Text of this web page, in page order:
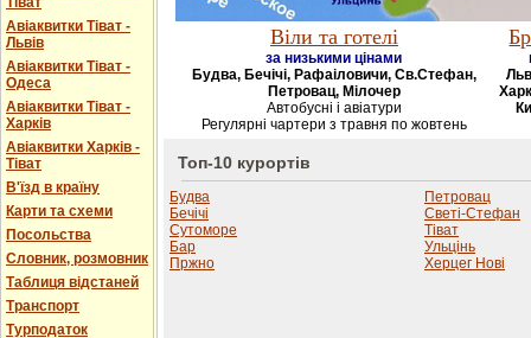
Авіаквитки Тіват -
Львів
Авіаквитки Тіват -
Одеса
Авіаквитки Тіват -
Харків
Авіаквитки Харків -
Тіват
В'їзд в країну
Карти та схеми
Посольства
Словник, розмовник
Таблиця відстаней
Транспорт
Турподаток
Віли та готелі
за низькими цінами
Будва, Бечічі, Рафаіловичи, Св.Стефан,
Петровац, Мілочер
Автобусні і авіатури
Регулярні чартери з травня по жовтень
Топ-10 курортів
Будва
Бечічі
Сутоморе
Бар
Пржно
Петровац
Светі-Стефан
Тіват
Ульцінь
Херцег Нові